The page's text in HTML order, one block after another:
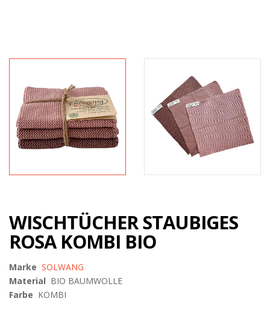
WISCHTÜCHER STAUBIGES
ROSA KOMBI BIO
Marke SOLWANG
Material BIO BAUMWOLLE
Farbe KOMBI